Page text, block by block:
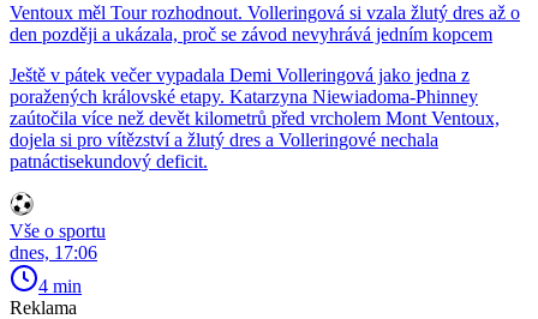
Ventoux měl Tour rozhodnout. Volleringová si vzala žlutý dres až o
den později a ukázala, proč se závod nevyhrává jedním kopcem
Ještě v pátek večer vypadala Demi Volleringová jako jedna z
poražených královské etapy. Katarzyna Niewiadoma-Phinney
zaútočila více než devět kilometrů před vrcholem Mont Ventoux,
dojela si pro vítězství a žlutý dres a Volleringové nechala
patnáctisekundový deficit.
Vše o sportu
dnes, 17:06
4 min
Reklama